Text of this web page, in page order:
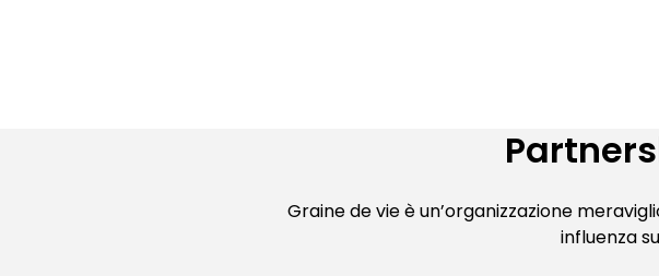
Graine de vie è un’organizzazione
influenza